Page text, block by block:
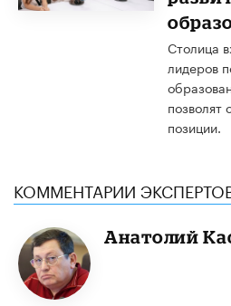
​Столица
лидеров
позволят
позиции.
КОММЕНТАРИИ
Анатолий